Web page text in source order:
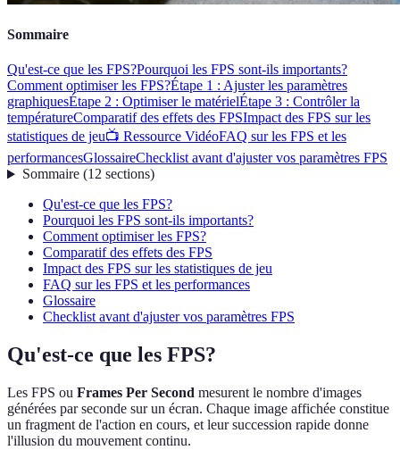
Sommaire
Qu'est-ce que les FPS?Pourquoi les FPS sont-ils importants?
Comment optimiser les FPS?Étape 1 : Ajuster les paramètres
graphiquesÉtape 2 : Optimiser le matérielÉtape 3 : Contrôler la
températureComparatif des effets des FPSImpact des FPS sur les
statistiques de jeu📺 Ressource VidéoFAQ sur les FPS et les
performancesGlossaireChecklist avant d'ajuster vos paramètres FPS
Sommaire(12 sections)
Qu'est-ce que les FPS?
Pourquoi les FPS sont-ils importants?
Comment optimiser les FPS?
Comparatif des effets des FPS
Impact des FPS sur les statistiques de jeu
FAQ sur les FPS et les performances
Glossaire
Checklist avant d'ajuster vos paramètres FPS
Qu'est-ce que les FPS?
Les FPS ou Frames Per Second mesurent le nombre d'images
générées par seconde sur un écran. Chaque image affichée constitue
un fragment de l'action en cours, et leur succession rapide donne
l'illusion du mouvement continu.